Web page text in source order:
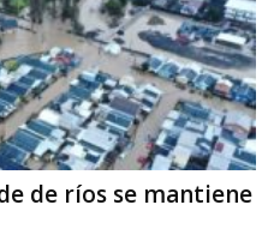
de ríos se mantiene